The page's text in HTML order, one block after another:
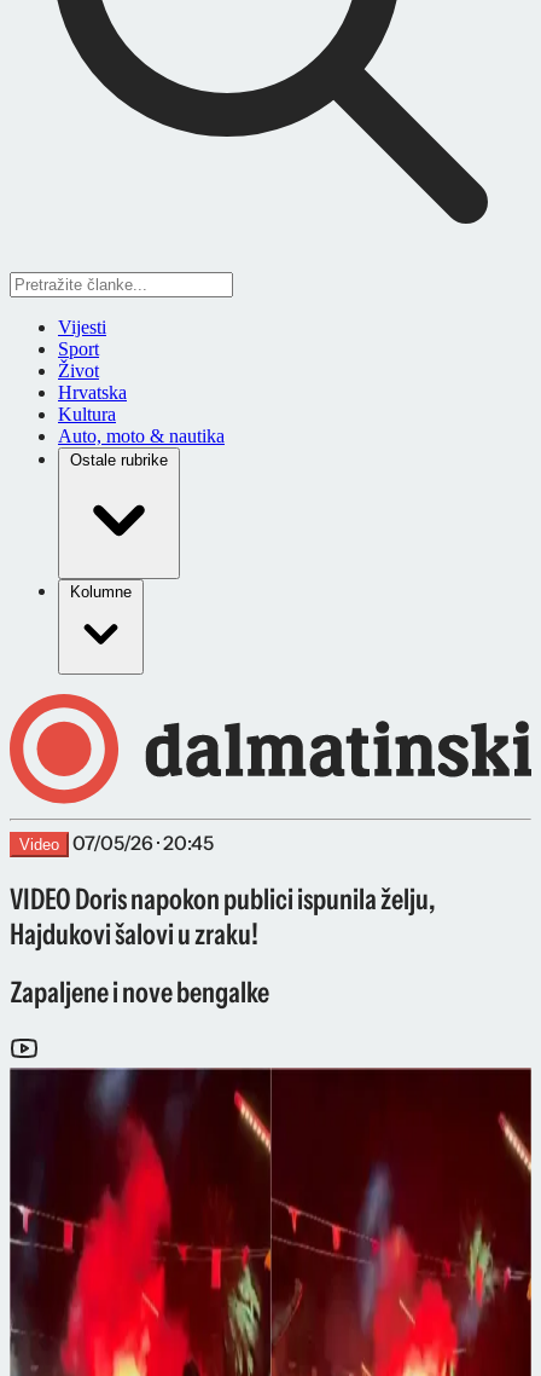
Vijesti
Sport
Život
Hrvatska
Kultura
Auto, moto & nautika
Ostale rubrike
Kolumne
Video 07/05/26 · 20:45
VIDEO Doris napokon publici ispunila želju,
Hajdukovi šalovi u zraku!
Zapaljene i nove bengalke